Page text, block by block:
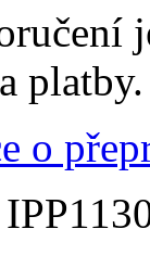
platby.
o